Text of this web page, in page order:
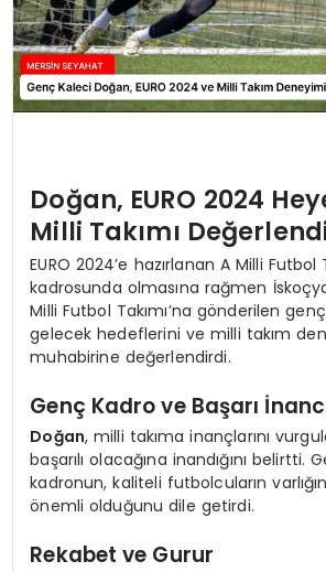
Doğan, EURO 2024
Milli Takımı
EURO 2024’e hazırlanan A Milli Futbol
kadrosunda olmasına rağmen
Milli Futbol Takımı’na gönderilen
gelecek hedeflerini ve milli takım
muhabirine değerlendirdi.
Genç Kadro ve Başarı
Doğan, milli takıma inançlarını
başarılı olacağına inandığını belirtti.
kadronun, kaliteli futbolcuların
önemli olduğunu dile getirdi.
Rekabet ve Gurur